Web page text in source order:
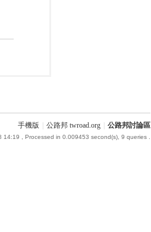
手機版 公路邦 twroad.org 公路邦討論區
14:19 , Processed in 0.009453 second(s), 9 queries .